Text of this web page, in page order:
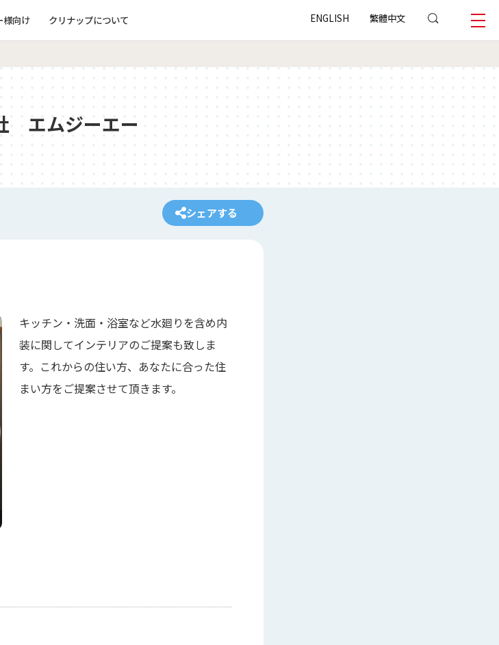
様向け クリナップについて ENGLISH 繁體中文
エムジーエー
シェアする
キッチン・洗面・浴室など水廻りを含め内
装に関してインテリアのご提案も致しま
す。これからの住い方、あなたに合った住
まい方をご提案させて頂きます。